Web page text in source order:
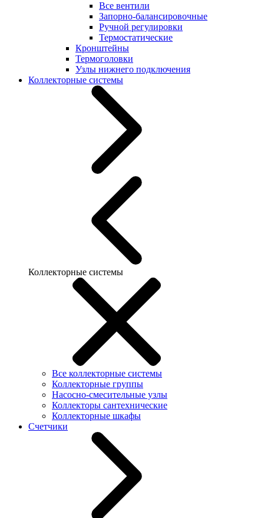
Все вентили
Запорно-балансировочные
Ручной регулировки
Термостатические
Кронштейны
Термоголовки
Узлы нижнего подключения
Коллекторные системы
Коллекторные системы
Все коллекторные системы
Коллекторные группы
Насосно-смесительные узлы
Коллекторы сантехнические
Коллекторные шкафы
Счетчики